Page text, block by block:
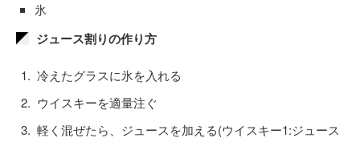
氷
ジュース割りの作り方
冷えたグラスに氷を入れる
ウイスキーを適量注ぐ
軽く混ぜたら、ジュースを加える(ウイスキー1:ジュース